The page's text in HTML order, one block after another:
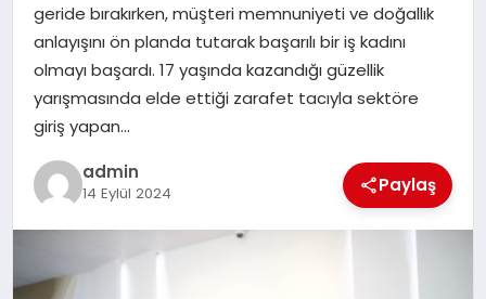
SPOR
TEKNOLOJI
YAŞAM
geride bırakırken, müşteri memnuniyeti ve doğallık
anlayışını ön planda tutarak başarılı bir iş kadını
olmayı başardı. 17 yaşında kazandığı güzellik
yarışmasında elde ettiği zarafet tacıyla sektöre
giriş yapan…
admin
14 Eylül 2024 Paylaş